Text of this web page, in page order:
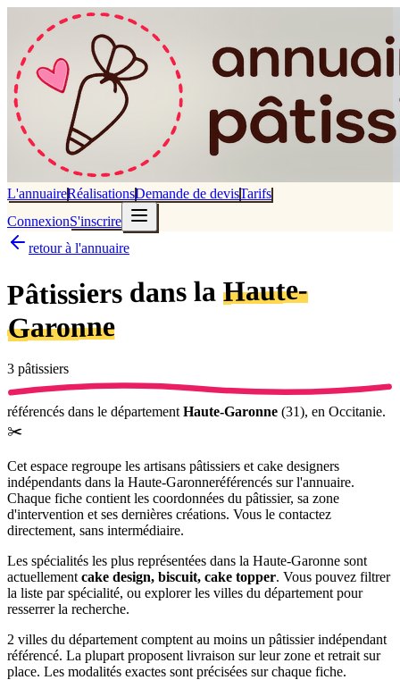
L'annuaireRéalisationsDemande de devisTarifs
ConnexionS'inscrire
retour à l'annuaire
Pâtissiers dans la Haute-
Garonne
3 pâtissiers
référencés dans le département Haute-Garonne (31), en Occitanie.
✂️
Cet espace regroupe les artisans pâtissiers et cake designers
indépendants dans la Haute-Garonneréférencés sur l'annuaire.
Chaque fiche contient les coordonnées du pâtissier, sa zone
d'intervention et ses dernières créations. Vous le contactez
directement, sans intermédiaire.
Les spécialités les plus représentées dans la Haute-Garonne sont
actuellement cake design, biscuit, cake topper. Vous pouvez filtrer
la liste par spécialité, ou explorer les villes du département pour
resserrer la recherche.
2 villes du département comptent au moins un pâtissier indépendant
référencé. La plupart proposent livraison sur leur zone et retrait sur
place. Les modalités exactes sont précisées sur chaque fiche.